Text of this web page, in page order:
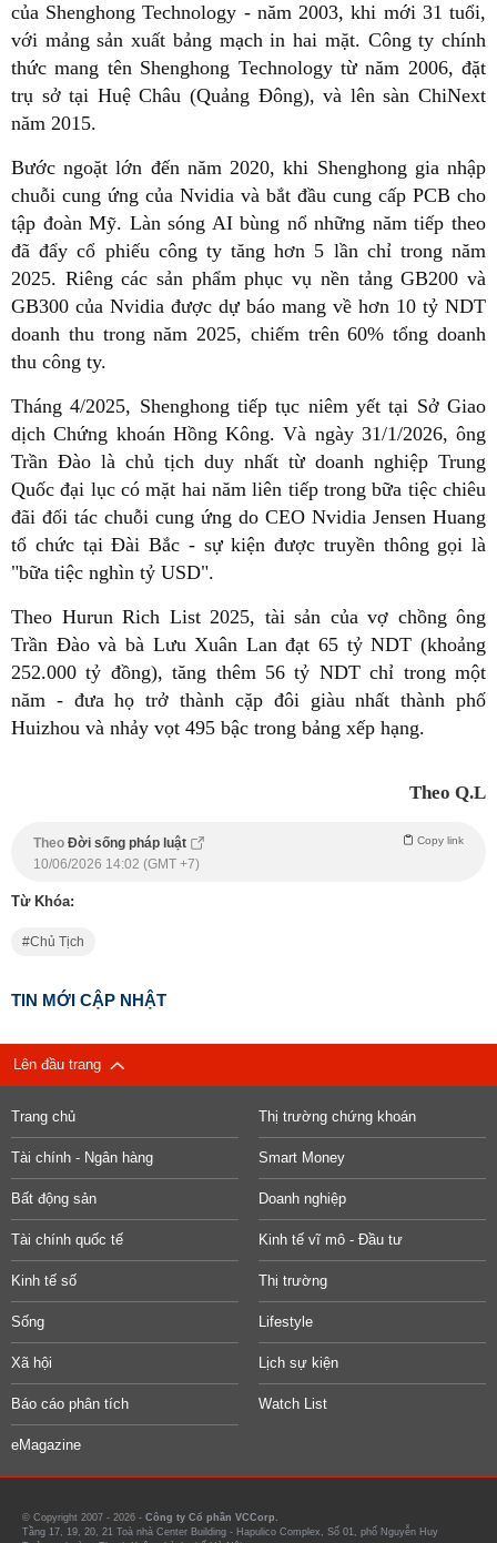
của Shenghong Technology - năm 2003, khi mới 31 tuổi,
với mảng sản xuất bảng mạch in hai mặt. Công ty chính
thức mang tên Shenghong Technology từ năm 2006, đặt
trụ sở tại Huệ Châu (Quảng Đông), và lên sàn ChiNext
năm 2015.
Bước ngoặt lớn đến năm 2020, khi Shenghong gia nhập
chuỗi cung ứng của Nvidia và bắt đầu cung cấp PCB cho
tập đoàn Mỹ. Làn sóng AI bùng nổ những năm tiếp theo
đã đẩy cổ phiếu công ty tăng hơn 5 lần chỉ trong năm
2025. Riêng các sản phẩm phục vụ nền tảng GB200 và
GB300 của Nvidia được dự báo mang về hơn 10 tỷ NDT
doanh thu trong năm 2025, chiếm trên 60% tổng doanh
thu công ty.
Tháng 4/2025, Shenghong tiếp tục niêm yết tại Sở Giao
dịch Chứng khoán Hồng Kông. Và ngày 31/1/2026, ông
Trần Đào là chủ tịch duy nhất từ doanh nghiệp Trung
Quốc đại lục có mặt hai năm liên tiếp trong bữa tiệc chiêu
đãi đối tác chuỗi cung ứng do CEO Nvidia Jensen Huang
tổ chức tại Đài Bắc - sự kiện được truyền thông gọi là
"bữa tiệc nghìn tỷ USD".
Theo Hurun Rich List 2025, tài sản của vợ chồng ông
Trần Đào và bà Lưu Xuân Lan đạt 65 tỷ NDT (khoảng
252.000 tỷ đồng), tăng thêm 56 tỷ NDT chỉ trong một
năm - đưa họ trở thành cặp đôi giàu nhất thành phố
Huizhou và nhảy vọt 495 bậc trong bảng xếp hạng.
Theo Q.L
Theo Đời sống pháp luật Copy link
10/06/2026 14:02 (GMT +7)
Từ Khóa:
Chủ Tịch
TIN MỚI CẬP NHẬT
Lên đầu trang
Trang chủ Thị trường chứng khoán
Tài chính - Ngân hàng Smart Money
Bất động sản Doanh nghiệp
Tài chính quốc tế Kinh tế vĩ mô - Đầu tư
Kinh tế số Thị trường
Sống Lifestyle
Xã hội Lịch sự kiện
Báo cáo phân tích Watch List
eMagazine
© Copyright 2007 - 2026 - Công ty Cổ phần VCCorp.
Tầng 17, 19, 20, 21 Toà nhà Center Building - Hapulico Complex, Số 01, phố Nguyễn Huy